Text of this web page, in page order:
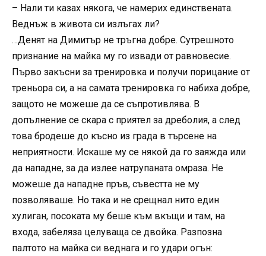
– Нали ти казах някога, че намерих единствената.
Веднъж в живота си излъгах ли?
…Денят на Димитър не тръгна добре. Сутрешното
признание на майка му го извади от равновесие.
Първо закъсни за тренировка и получи порицание от
треньора си, а на самата тренировка го набиха добре,
защото не можеше да се съпротивлява. В
допълнение се скара с приятел за дреболия, а след
това бродеше до късно из града в търсене на
неприятности. Искаше му се някой да го заяжда или
да нападне, за да излее натрупаната омраза. Не
можеше да нападне пръв, съвестта не му
позволяваше. Но така и не срещнал нито един
хулиган, посоката му беше към вкъщи и там, на
входа, забеляза целуваща се двойка. Разпозна
палтото на майка си веднага и го удари огън: